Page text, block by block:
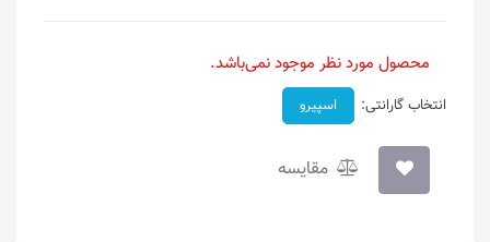
محصول مورد نظر موجود نمی‌باشد.
انتخاب گارانتی: اسپیرو
مقایسه